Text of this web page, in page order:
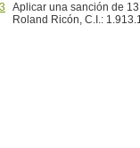
Aplicar una sanción de
Roland Ricón, C.I.: